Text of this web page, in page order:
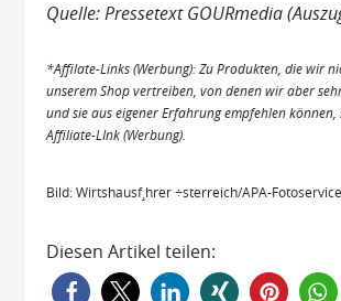
Quelle: Pressetext GOURmedia
*Affilate-Links (Werbung): Zu Produkten, die wir
unserem Shop vertreiben, von denen wir aber
und sie aus eigener Erfahrung empfehlen können,
Affiliate-LInk (Werbung).
Bild: Wirtshausf¸hrer ÷sterreich/APA-
Diesen Artikel teilen: